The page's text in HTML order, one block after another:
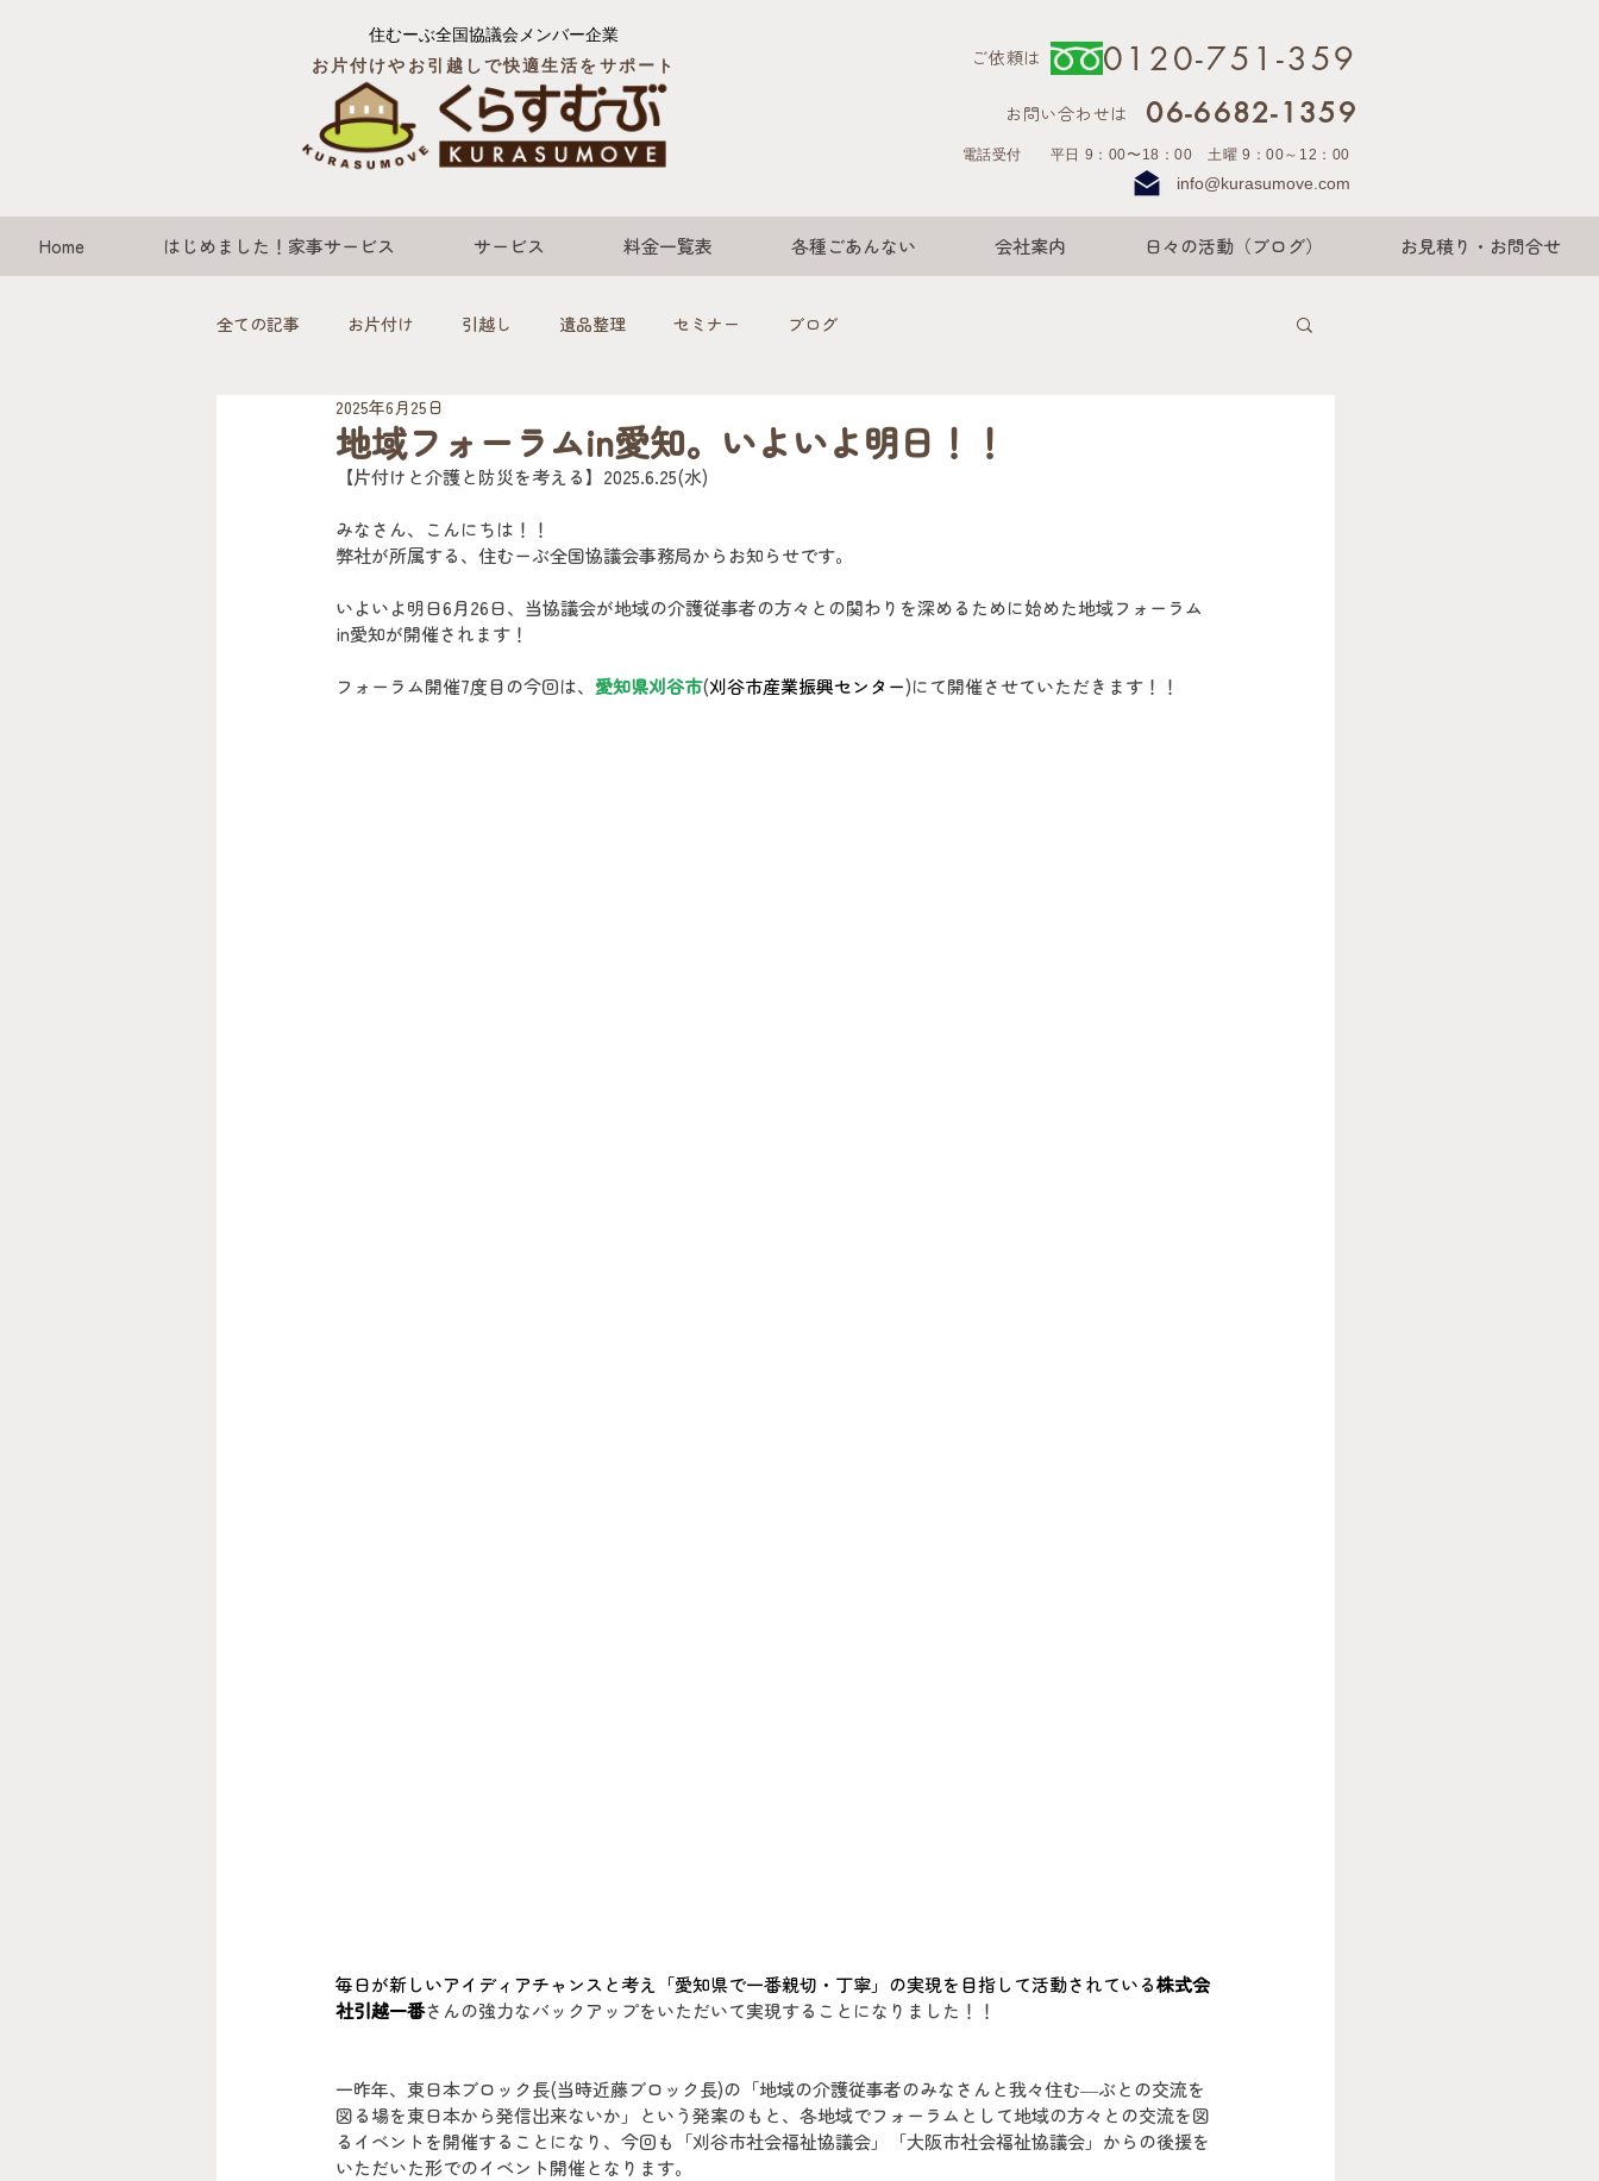
住むーぶ全国協議会メンバー企業
お片付けやお引越しで快適生活をサポート
ご依頼は 0120-751-359
06-6682-1359
お問い合わせは
電話受付 平日 9：00〜18：00 土曜 9：00～12：00
info@kurasumove.com
Home はじめました！家事サービス サービス 料金一覧表 各種ごあんない 会社案内 日々の活動（ブログ） お見積り・お問合せ
全ての記事 お片付け 引越し 遺品整理 セミナー ブログ
地域フォーラムin愛知。いよいよ明日！！
2025年6月25日
【片付けと介護と防災を考える】2025.6.25(水)
みなさん、こんにちは！！
弊社が所属する、住むーぶ全国協議会事務局からお知らせです。
いよいよ明日6月26日、当協議会が地域の介護従事者の方々との関わりを深めるために始めた地域フォーラム
in愛知が開催されます！
フォーラム開催7度目の今回は、 愛知県刈谷市(刈谷市産業振興センター)にて開催させていただきます！！
毎日が新しいアイディアチャンスと考え「愛知県で一番親切・丁寧」の実現を目指して活動されている株式会
社引越一番さんの強力なバックアップをいただいて実現することになりました！！
一昨年、東日本ブロック長(当時近藤ブロック長)の「地域の介護従事者のみなさんと我々住む―ぶとの交流を
図る場を東日本から発信出来ないか」という発案のもと、各地域でフォーラムとして地域の方々との交流を図
るイベントを開催することになり、今回も「刈谷市社会福祉協議会」「大阪市社会福祉協議会」からの後援を
いただいた形でのイベント開催となります。